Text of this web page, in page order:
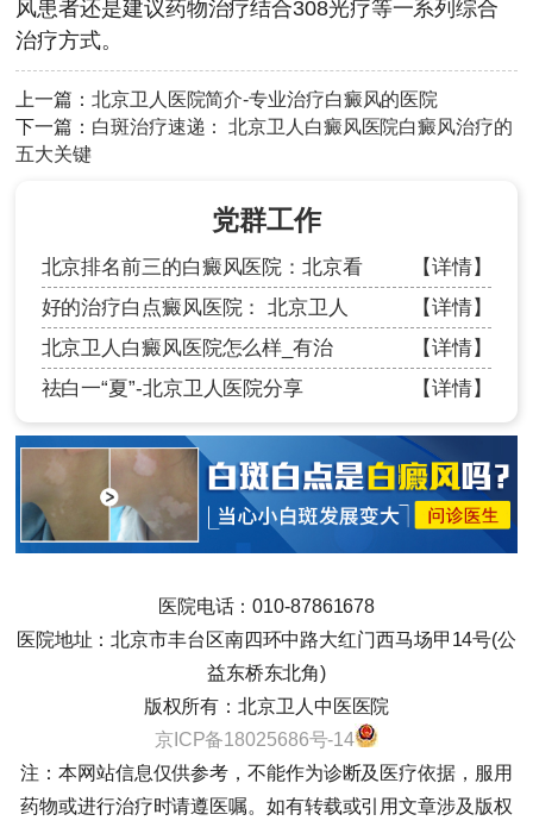
风患者还是建议药物治疗结合308光疗等一系列综合
治疗方式。
上一篇：北京卫人医院简介-专业治疗白癜风的医院
下一篇： 白斑治疗速递： 北京卫人白癜风医院白癜风治疗的
五大关键
党群工作
北京排名前三的白癜风医院：北京看
【详情】
好的治疗白点癜风医院： 北京卫人
【详情】
北京卫人白癜风医院怎么样_有治
【详情】
祛白一“夏”-北京卫人医院分享
【详情】
医院电话：010-87861678
医院地址：北京市丰台区南四环中路大红门西马场甲14号(公
益东桥东北角)
版权所有：北京卫人中医医院
京ICP备18025686号-14
注：本网站信息仅供参考，不能作为诊断及医疗依据，服用
药物或进行治疗时请遵医嘱。如有转载或引用文章涉及版权